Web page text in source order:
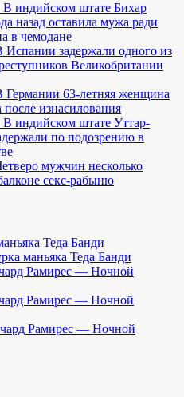
индийском штате Бихар
назад оставила мужа ради
в чемодане
задержали одного из
Великобритании
63-летняя женщина
изнасилования
индийском штате Уттар-
по подозрению в
мужчин несколько
секс-рабыню
Теда Банди
маньяка Теда Банди
Рамирес — Ночной
Рамирес — Ночной
Рамирес — Ночной